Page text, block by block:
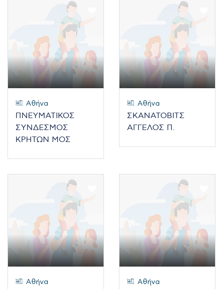
Αθήνα
ΠΝΕΥΜΑΤΙΚΟΣ
ΣΥΝΔΕΣΜΟΣ
ΚΡΗΤΩΝ ΜΟΣ
Αθήνα
ΣΚΑΝΑΤΟΒΙΤΣ
ΑΓΓΕΛΟΣ Π.
Αθήνα Αθήνα